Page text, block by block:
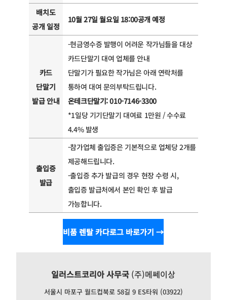
배치도
공개 일정
10월 27일 월요일 18:00공개 예정
카드
단말기
발급 안내
-현금영수증 발행이 어려운 작가님들을 대상
카드단말기 대여 업체를 안내
단말기가 필요한 작가님은 아래 연락처를
통하여 대여 문의부탁드립니다.
온테크단말기: 010-7146-3300
*1일당 기기단말기 대여료 1만원 / 수수료
4.4% 발생
출입증
발급
-참가업체 출입증은 기본적으로 업체당 2개를
제공해드립니다.
-출입증 추가 발급의 경우 현장 수령 시,
출입증 발급처에서 본인 확인 후 발급
가능합니다.
비품 렌탈 카다로그 바로가기 →
일러스트코리아 사무국 (주)메쎄이상
서울시 마포구 월드컵북로 58길 9 ES타워 (03922)